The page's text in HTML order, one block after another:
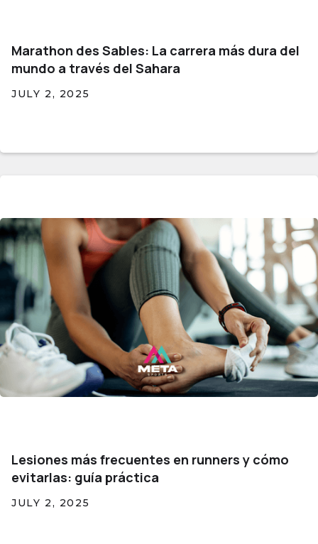
Marathon des Sables: La carrera más dura del
mundo a través del Sahara
JULY 2, 2025
Lesiones más frecuentes en runners y cómo
evitarlas: guía práctica
JULY 2, 2025